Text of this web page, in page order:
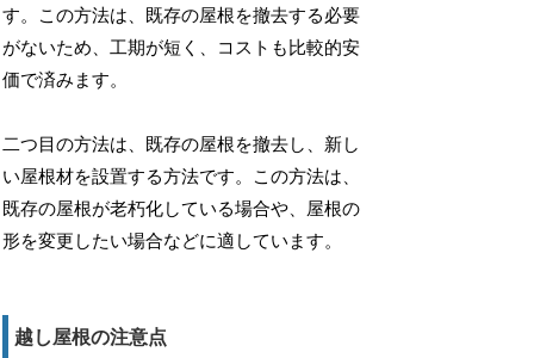
す。この方法は、既存の屋根を撤去する必要
がないため、工期が短く、コストも比較的安
価で済みます。
二つ目の方法は、既存の屋根を撤去し、新し
い屋根材を設置する方法です。この方法は、
既存の屋根が老朽化している場合や、屋根の
形を変更したい場合などに適しています。
越し屋根の注意点